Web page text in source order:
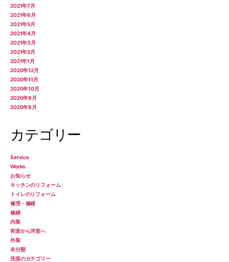
2021年7月
2021年6月
2021年5月
2021年4月
2021年3月
2021年2月
2021年1月
2020年12月
2020年11月
2020年10月
2020年9月
2020年8月
カテゴリー
Service
Works
お知らせ
キッチンのリフォーム
トイレのリフォーム
修理・修繕
修繕
内装
和室から洋室へ
外装
未分類
洗面のカテゴリー